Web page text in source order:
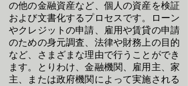
の他の金融資産など、個人の資産を検証
および文書化するプロセスです。ローン
やクレジットの申請、雇用や賃貸の申請
のための身元調査、法律や財務上の目的
など、さまざまな理由で行うことができ
ます。とりわけ、金融機関、雇用主、家
主、または政府機関によって実施される